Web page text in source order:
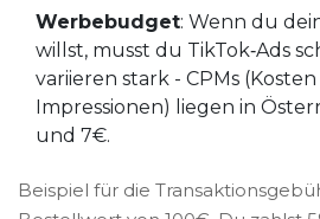
Werbebudget: Wenn du
willst, musst du TikTok‑Ads
variieren stark - CPMs
Impressionen) liegen in
und 7€.
Beispiel für die